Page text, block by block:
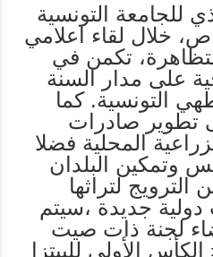
للجامعة التونسية
خلال لقاء اعلامي
تكمن في
على مدار السنة
التونسية. كما
تطوير صادرات
المحلية فضلا
وتمكين البلدان
الترويج لتراثها
جديدة ،سيتم
لجنة ذات صيت
الأولى للبيتزا